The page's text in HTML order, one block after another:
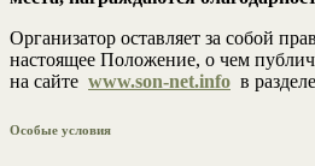
Организатор оставляет за собой
настоящее Положение, о чем
на сайте www.son-net.info в
Особые условия